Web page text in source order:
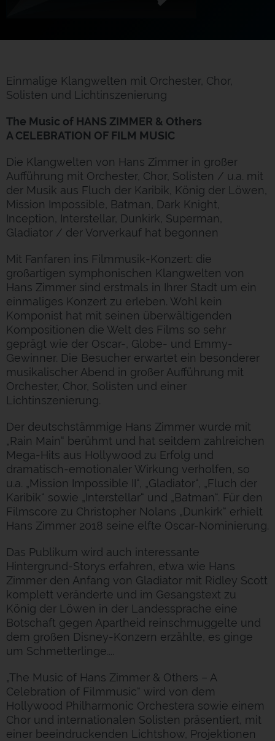
Einmalige Klangwelten mit Orchester, Chor,
Solisten und Lichtinszenierung
The Music of HANS ZIMMER & Others
A CELEBRATION OF FILM MUSIC
Die Klangwelten von Hans Zimmer in großer
Aufführung mit Orchester, Chor, Solisten / u.a. mit
der Musik aus Fluch der Karibik, König der Löwen,
Mission Impossible, Batman, Dark Knight,
Inception, Interstellar, Dunkirk, Superman,
Gladiator / der Vorverkauf hat begonnen
Mit Fanfaren ins Filmmusik-Konzert: die
großartigen symphonischen Klangwelten von
Hans Zimmer sind erstmals in Ihrer Stadt um ein
einmaliges Konzert zu erleben. Wohl kein
Komponist hat mit seinen überwältigenden
Kompositionen die Welt des Films so sehr
geprägt wie der Oscar-, Globe- und Emmy-
Gewinner. Die Besucher erwartet ein besonderer
musikalischer Abend in großer Aufführung mit
Orchester, Chor, Solisten und einer
Lichtinszenierung.
Der deutschstämmige Hans Zimmer wurde mit
„Rain Main“ berühmt und hat seitdem zahlreichen
Mega-Hits aus Hollywood zu Erfolg und
dramatisch-emotionaler Wirkung verholfen, so
u.a. „Mission Impossible II“, „Gladiator“, „Fluch der
Karibik“ sowie „Interstellar“ und „Batman“. Für den
Filmscore zu Christopher Nolans „Dunkirk“ erhielt
Hans Zimmer 2018 seine elfte Oscar-Nominierung.
Das Publikum wird auch interessante
Hintergrund-Storys erfahren, etwa wie Hans
Zimmer den Anfang von Gladiator mit Ridley Scott
komplett veränderte und im Gesangstext zu
König der Löwen in der Landessprache eine
Botschaft gegen Apartheid reinschmuggelte und
dem großen Disney-Konzern erzählte, es ginge
um Schmetterlinge....
„The Music of Hans Zimmer & Others – A
Celebration of Filmmusic“ wird von dem
Hollywood Philharmonic Orchestera sowie einem
Chor und internationalen Solisten präsentiert, mit
einer beeindruckenden Lichtshow, Projektionen